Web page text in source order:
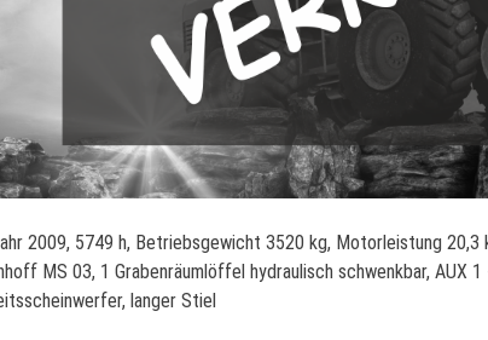
2009, 5749 h, Betriebsgewicht 3520 kg, Motorleistung
MS 03, 1 Grabenräumlöffel hydraulisch schwenkbar, AUX
langer Stiel